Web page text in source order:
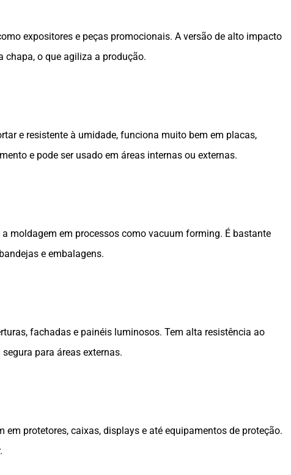
expositores e peças promocionais. A versão de alto impacto
chapa, o que agiliza a produção.
e resistente à umidade, funciona muito bem em placas,
e pode ser usado em áreas internas ou externas.
moldagem em processos como vacuum forming. É bastante
e embalagens.
fachadas e painéis luminosos. Tem alta resistência ao
para áreas externas.
em protetores, caixas, displays e até equipamentos de proteção.